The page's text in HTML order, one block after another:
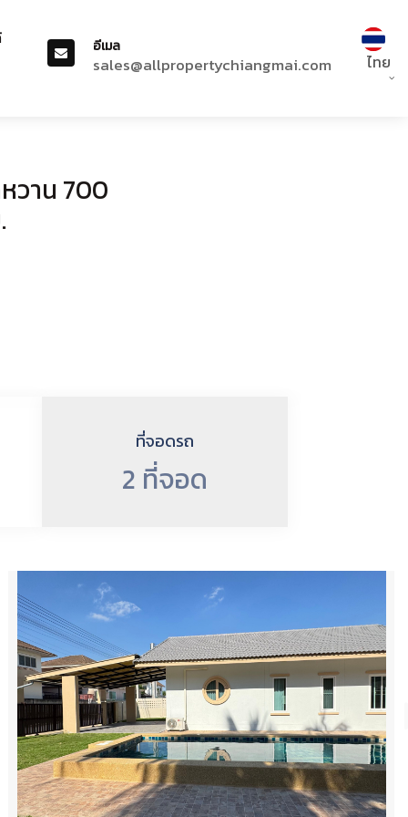
อีเมล
sales@allpropertychiangmai.com ไทย
วาน 700
ที่จอดรถ
2 ที่จอด